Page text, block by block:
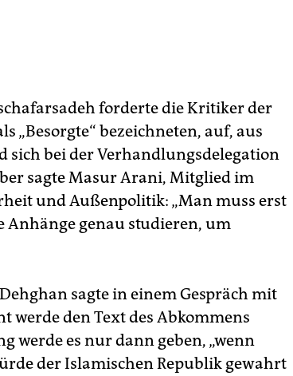
forderte die Kritiker der
„Besorgte“ bezeichneten, auf, aus
sich bei der Verhandlungsdelegation
sagte Masur Arani, Mitglied im
und Außenpolitik: „Man muss erst
Anhänge genau studieren, um
sagte in einem Gespräch mit
werde den Text des Abkommens
werde es nur dann geben, „wenn
der Islamischen Republik gewahrt